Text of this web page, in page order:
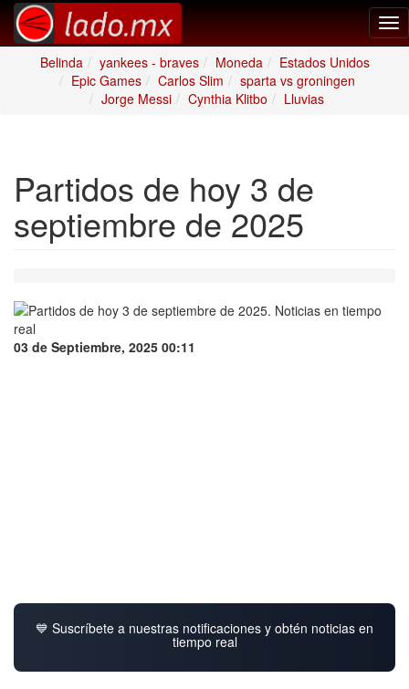
Belinda
yankees - braves Moneda
Estados Unidos
Epic Games
Carlos Slim
sparta vs groningen
Jorge Messi
Cynthia Klitbo Lluvias
Partidos de hoy 3 de
septiembre de 2025
03 de Septiembre, 2025 00:11
💙 Suscríbete a nuestras notificaciones y obtén noticias en
tiempo real